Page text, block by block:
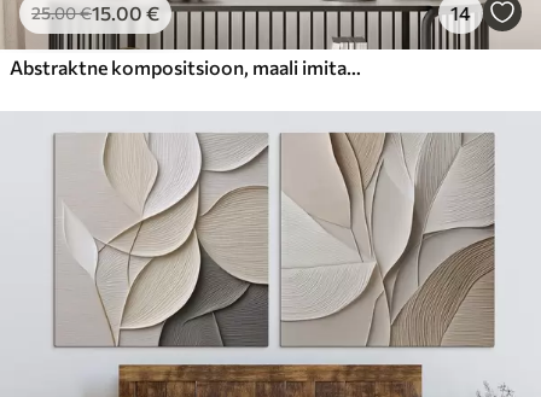
25.00€15.00 € 14
Abstraktne kompositsioon, maali imitatsioon